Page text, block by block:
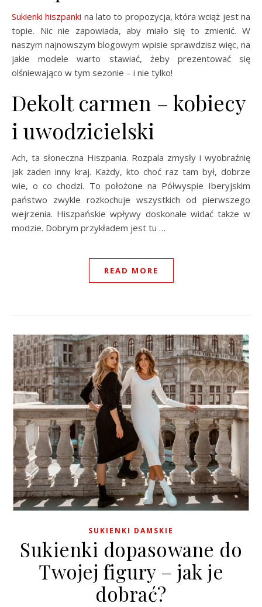
Sukienki hiszpanki na lato to propozycja, która wciąż jest na
topie. Nic nie zapowiada, aby miało się to zmienić. W
naszym najnowszym blogowym wpisie sprawdzisz więc, na
jakie modele warto stawiać, żeby prezentować się
olśniewająco w tym sezonie – i nie tylko!
Dekolt carmen – kobiecy
i uwodzicielski
Ach, ta słoneczna Hiszpania. Rozpala zmysły i wyobraźnię
jak żaden inny kraj. Każdy, kto choć raz tam był, dobrze
wie, o co chodzi. To położone na Półwyspie Iberyjskim
państwo zwykle rozkochuje wszystkich od pierwszego
wejrzenia. Hiszpańskie wpływy doskonale widać także w
modzie. Dobrym przykładem jest tu …
READ MORE
SUKIENKI DAMSKIE
Sukienki dopasowane do
Twojej figury – jak je
dobrać?